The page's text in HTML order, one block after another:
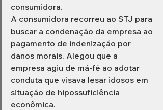
consumidora.
A consumidora recorreu ao STJ para
buscar a condenação da empresa ao
pagamento de indenização por
danos morais. Alegou que a
empresa agiu de má-fé ao adotar
conduta que visava lesar idosos em
situação de hipossuficiência
econômica.